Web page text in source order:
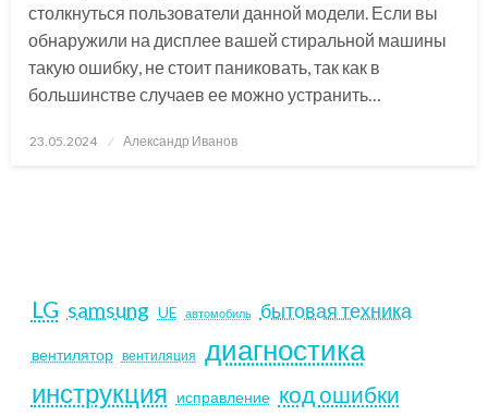
столкнуться пользователи данной модели. Если вы
обнаружили на дисплее вашей стиральной машины
такую ошибку, не стоит паниковать, так как в
большинстве случаев ее можно устранить…
Posted
23.05.2024 Александр Иванов
LG samsung UE автомобиль бытовая техника
вентилятор вентиляция диагностика
инструкция исправление код ошибки